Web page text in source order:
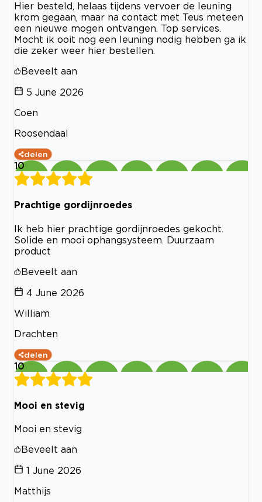
Hier besteld, helaas tijdens vervoer de leuning
krom gegaan, maar na contact met Teus meteen
een nieuwe mogen ontvangen. Top services.
Mocht ik ooit nog een leuning nodig hebben ga ik
die zeker weer hier bestellen.
Beveelt aan
5 June 2026
Coen
Roosendaal
delen
10
Prachtige gordijnroedes
Ik heb hier prachtige gordijnroedes gekocht.
Solide en mooi ophangsysteem. Duurzaam
product
Beveelt aan
4 June 2026
William
Drachten
delen
10
Mooi en stevig
Mooi en stevig
Beveelt aan
1 June 2026
Matthijs